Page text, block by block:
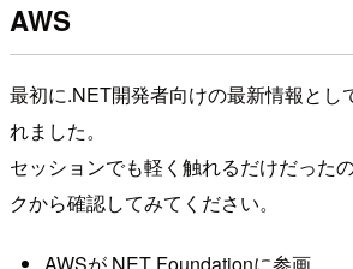
AWS
最初に.NET開発者向けの最新情報とし
れました。
セッションでも軽く触れるだけだった
クから確認してみてください。